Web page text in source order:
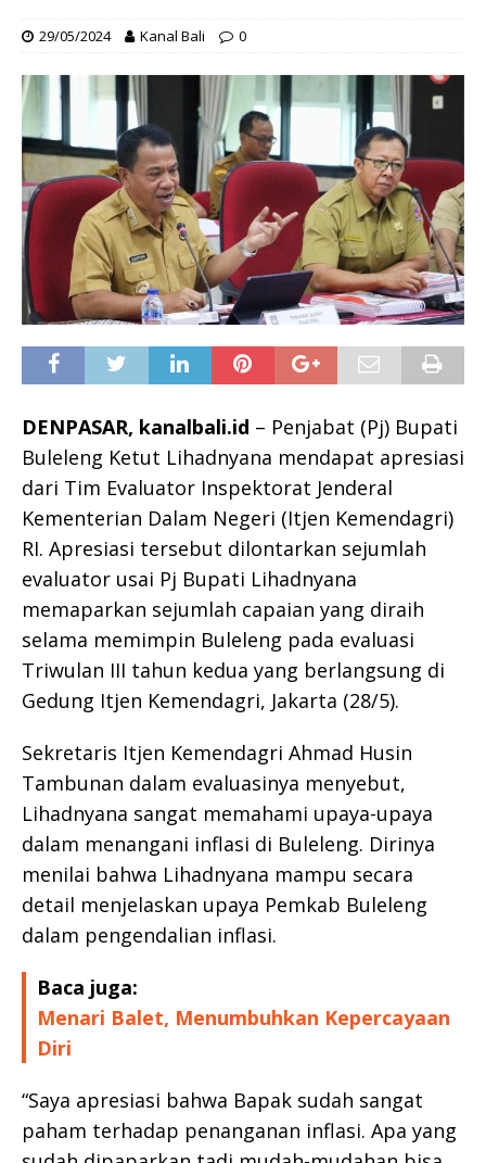
29/05/2024 Kanal Bali 0
DENPASAR, kanalbali.id – Penjabat (Pj) Bupati
Buleleng Ketut Lihadnyana mendapat apresiasi
dari Tim Evaluator Inspektorat Jenderal
Kementerian Dalam Negeri (Itjen Kemendagri)
RI. Apresiasi tersebut dilontarkan sejumlah
evaluator usai Pj Bupati Lihadnyana
memaparkan sejumlah capaian yang diraih
selama memimpin Buleleng pada evaluasi
Triwulan III tahun kedua yang berlangsung di
Gedung Itjen Kemendagri, Jakarta (28/5).
Sekretaris Itjen Kemendagri Ahmad Husin
Tambunan dalam evaluasinya menyebut,
Lihadnyana sangat memahami upaya-upaya
dalam menangani inflasi di Buleleng. Dirinya
menilai bahwa Lihadnyana mampu secara
detail menjelaskan upaya Pemkab Buleleng
dalam pengendalian inflasi.
Baca juga:
Menari Balet, Menumbuhkan Kepercayaan
Diri
“Saya apresiasi bahwa Bapak sudah sangat
paham terhadap penanganan inflasi. Apa yang